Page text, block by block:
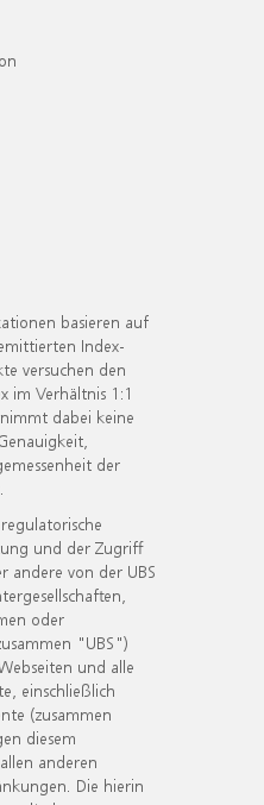
basieren auf
Index-
versuchen den
im Verhältnis 1:1
dabei keine
der
und der Zugriff
andere von der UBS
oder
"UBS")
und alle
einschließlich
(zusammen
diesem
anderen
Die hierin